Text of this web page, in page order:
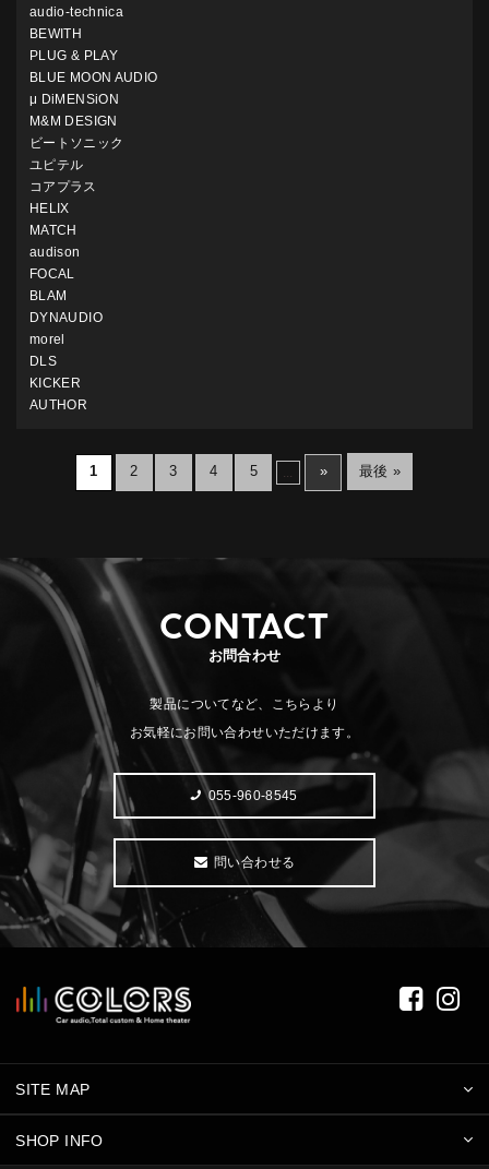
audio-technica
BEWITH
PLUG & PLAY
BLUE MOON AUDIO
μ DiMENSiON
M&M DESIGN
ビートソニック
ユピテル
コアプラス
HELIX
MATCH
audison
FOCAL
BLAM
DYNAUDIO
morel
DLS
KICKER
AUTHOR
1 2 3 4 5 » 最後 »
CONTACT
お問合わせ
製品についてなど、こちらより
お気軽にお問い合わせいただけます。
055-960-8545
問い合わせる
SITE MAP
SHOP INFO